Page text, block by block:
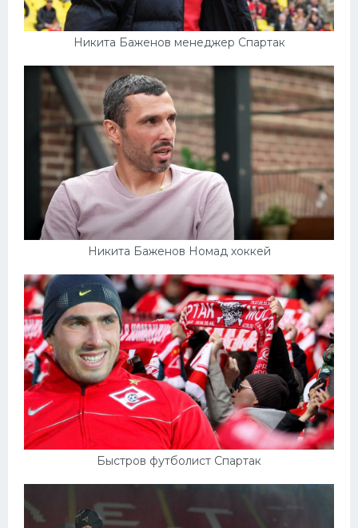
Никита Баженов менеджер Спартак
Никита Баженов Номад хоккей
Быстров футболист Спартак